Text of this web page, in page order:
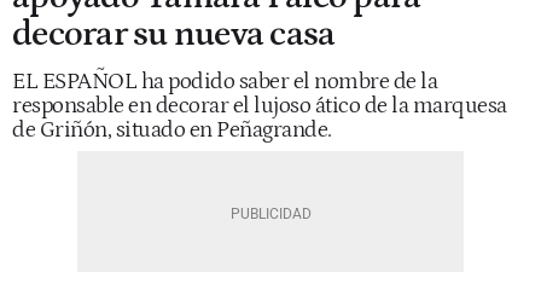
decorar su nueva casa
EL ESPAÑOL ha podido saber el nombre de la
responsable en decorar el lujoso ático de la marquesa
de Griñón, situado en Peñagrande.